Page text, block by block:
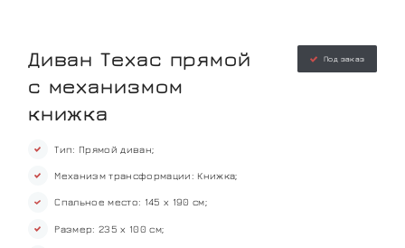
Под заказ
Диван Техас прямой
с механизмом
книжка
Тип: Прямой диван;
Механизм трансформации: Книжка;
Спальное место: 145 х 190 см;
Размер: 235 х 100 см;